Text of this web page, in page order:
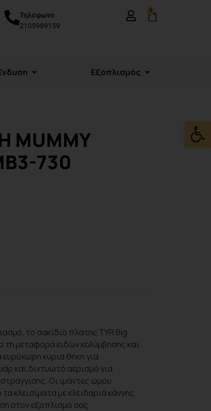
Τηλέφωνο
2105989159
0
Εξοπλισμός
MUMMY
730
το σακίδιο πλάτης TYR Big
τη μεταφορά ειδών κολύμβησης και
κύρια θήκη για
και διχτυωτό αερισμό για
Οι ιμάντες ώμου
κλεισίματα με κλειδαριά κάννης
στον εξοπλισμό σας.